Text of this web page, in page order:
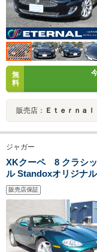
無
料
販売店： Ｅｔｅｒｎａ
ジャガー
XKクーペ 8 クラシ
ル Standoxオリジナ
販売店保証